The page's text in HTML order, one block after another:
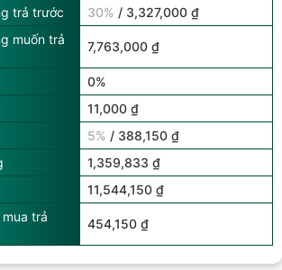
trả trước
30% / 3,327,000 ₫
muốn trả
7,763,000 ₫
0%
11,000 ₫
5% / 388,150 ₫
1,359,833 ₫
11,544,150 ₫
trả
454,150 ₫